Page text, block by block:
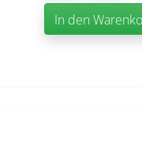
In den